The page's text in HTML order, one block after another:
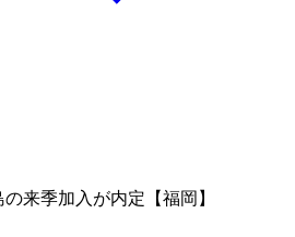
来季加入が内定【福岡】